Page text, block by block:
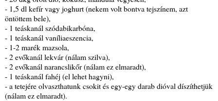
- 1,5 dl kefír vagy joghurt (nekem volt bontva tejszínem, azt
öntöttem bele),
- 1 teáskanál szódabikarbóna,
- 1 teáskanál vaníliaeszencia,
- 1-2 marék mazsola,
- 2 evőkanál lekvár (nálam szilva),
- 2 evőkanál narancslikőr (nálam ez elmaradt),
- 1 teáskanál fahéj (el lehet hagyni),
- a tetejére olvaszthatunk csokit és egy-egy darab dióval díszíthetjük
(nálam ez elmaradt).